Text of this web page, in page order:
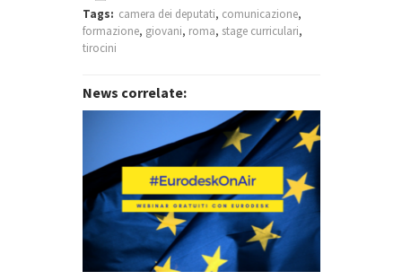
Tags: camera dei deputati, comunicazione,
formazione, giovani, roma, stage curriculari,
tirocini
News correlate: